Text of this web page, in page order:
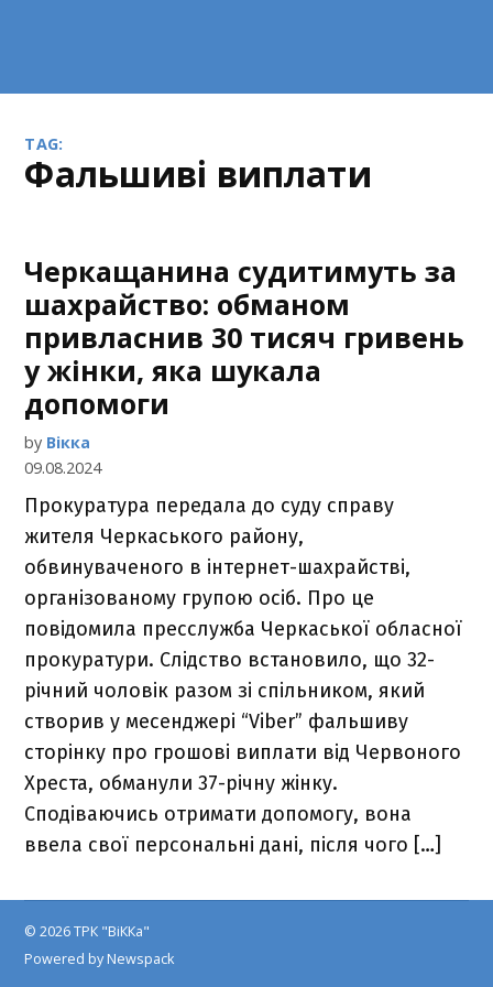
TAG:
фальшиві виплати
Черкащанина судитимуть за
шахрайство: обманом
привласнив 30 тисяч гривень
у жінки, яка шукала
допомоги
by Вікка
09.08.2024
Прокуратура передала до суду справу
жителя Черкаського району,
обвинуваченого в інтернет-шахрайстві,
організованому групою осіб. Про це
повідомила пресслужба Черкаської обласної
прокуратури. Слідство встановило, що 32-
річний чоловік разом зі спільником, який
створив у месенджері “Viber” фальшиву
сторінку про грошові виплати від Червоного
Хреста, обманули 37-річну жінку.
Сподіваючись отримати допомогу, вона
ввела свої персональні дані, після чого […]
© 2026 ТРК "ВіККа"
Powered by Newspack